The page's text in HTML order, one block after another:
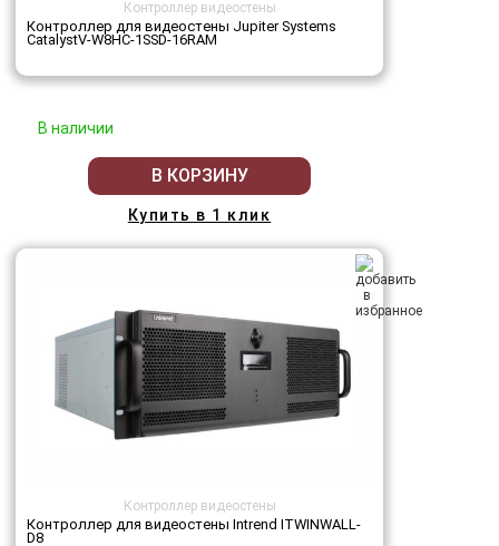
Контроллер видеостены
Контроллер для видеостены Jupiter Systems
CatalystV-W8HC-1SSD-16RAM
В наличии
В КОРЗИНУ
Купить в 1 клик
Контроллер видеостены
Контроллер для видеостены Intrend ITWINWALL-
D8